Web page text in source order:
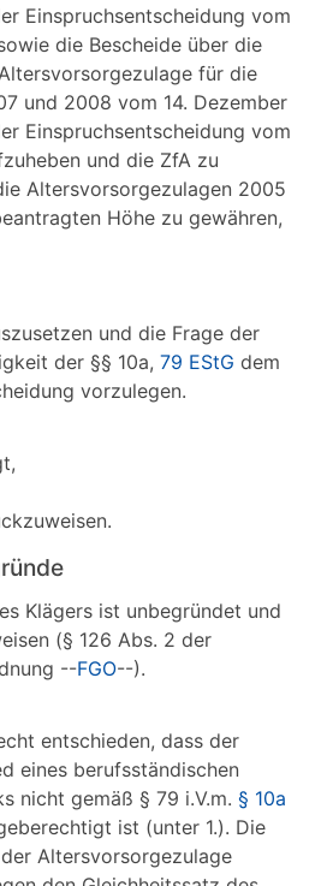
Einspruchsentscheidung vom
die Bescheide über die
für die
und 2008 vom 14. Dezember
Einspruchsentscheidung vom
und die ZfA zu
Altersvorsorgezulagen 2005
Höhe zu gewähren,
und die Frage der
der §§ 10a, 79 EStG dem
vorzulegen.
Klägers ist unbegründet und
(§ 126 Abs. 2 der
--FGO--).
entschieden, dass der
eines berufsständischen
nicht gemäß § 79 i.V.m. § 10a
ist (unter 1.). Die
Altersvorsorgezulage